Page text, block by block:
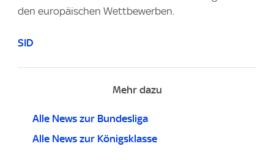
den europäischen Wettbewerben.
SID
Mehr dazu
Alle News zur Bundesliga
Alle News zur Königsklasse